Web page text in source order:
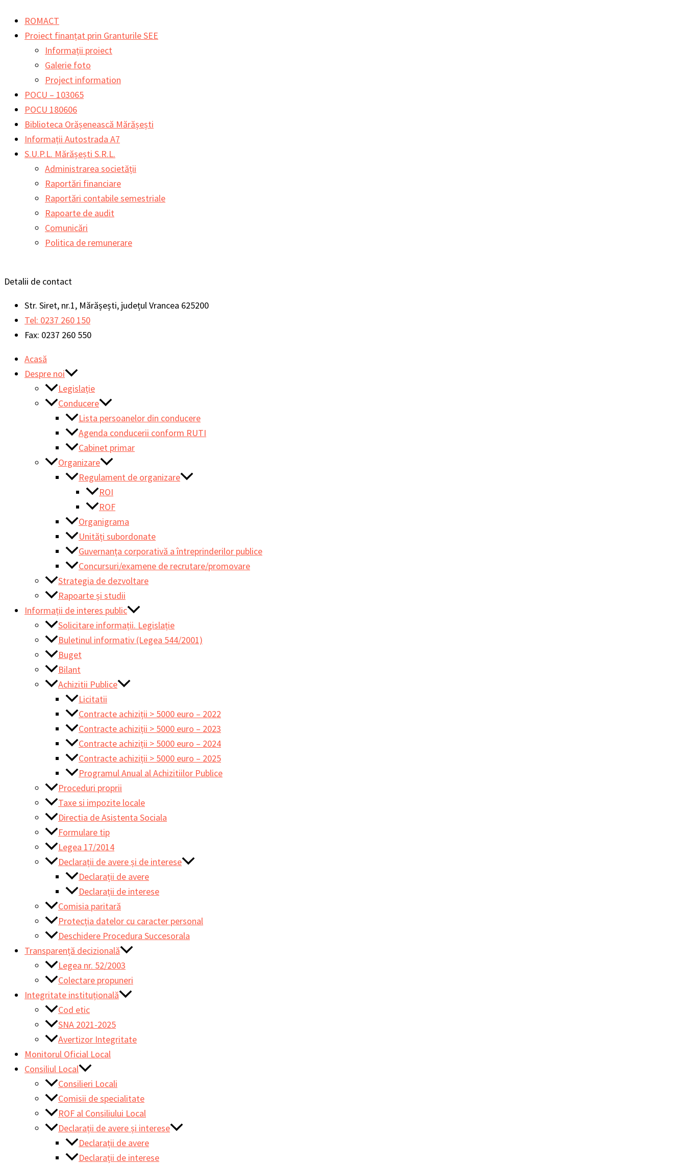
content
Menu ROMACT
Proiect finanțat prin Granturile SEE
Informații proiect
Galerie foto
Project information
POCU – 103065
POCU 180606
Biblioteca Orășenească Mărășești
Informații Autostrada A7
S.U.P.L. Mărășești S.R.L.
Administrarea societății
Raportări financiare
Raportări contabile semestriale
Rapoarte de audit
Comunicări
Politica de remunerare
Detalii de contact
Str. Siret, nr.1, Mărășești, județul Vrancea 625200
Tel: 0237 260 150
Fax: 0237 260 550
Acasă
Despre noi
Legislație
Conducere
Lista persoanelor din conducere
Agenda conducerii conform RUTI
Cabinet primar
Organizare
Regulament de organizare
ROI
ROF
Organigrama
Unități subordonate
Guvernanța corporativă a întreprinderilor publice
Concursuri/examene de recrutare/promovare
Strategia de dezvoltare
Rapoarte și studii
Informații de interes public
Solicitare informații. Legislație
Buletinul informativ (Legea 544/2001)
Buget
Bilant
Achizitii Publice
Licitatii
Contracte achiziții > 5000 euro – 2022
Contracte achiziții > 5000 euro – 2023
Contracte achiziții > 5000 euro – 2024
Contracte achiziții > 5000 euro – 2025
Programul Anual al Achizitiilor Publice
Proceduri proprii
Taxe si impozite locale
Directia de Asistenta Sociala
Formulare tip
Legea 17/2014
Declarații de avere și de interese
Declarații de avere
Declarații de interese
Comisia paritară
Protecția datelor cu caracter personal
Deschidere Procedura Succesorala
Transparență decizională
Legea nr. 52/2003
Colectare propuneri
Integritate instituțională
Cod etic
SNA 2021-2025
Avertizor Integritate
Monitorul Oficial Local
Consiliul Local
Consilieri Locali
Comisii de specialitate
ROF al Consiliului Local
Declarații de avere și interese
Declarații de avere
Declarații de interese
Menu
for: